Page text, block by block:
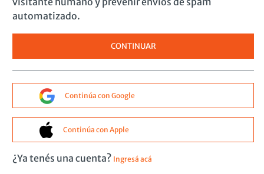
automatizado.
Continúa con Google
Continúa con Apple
¿Ya tenés una cuenta? Ingresá acá